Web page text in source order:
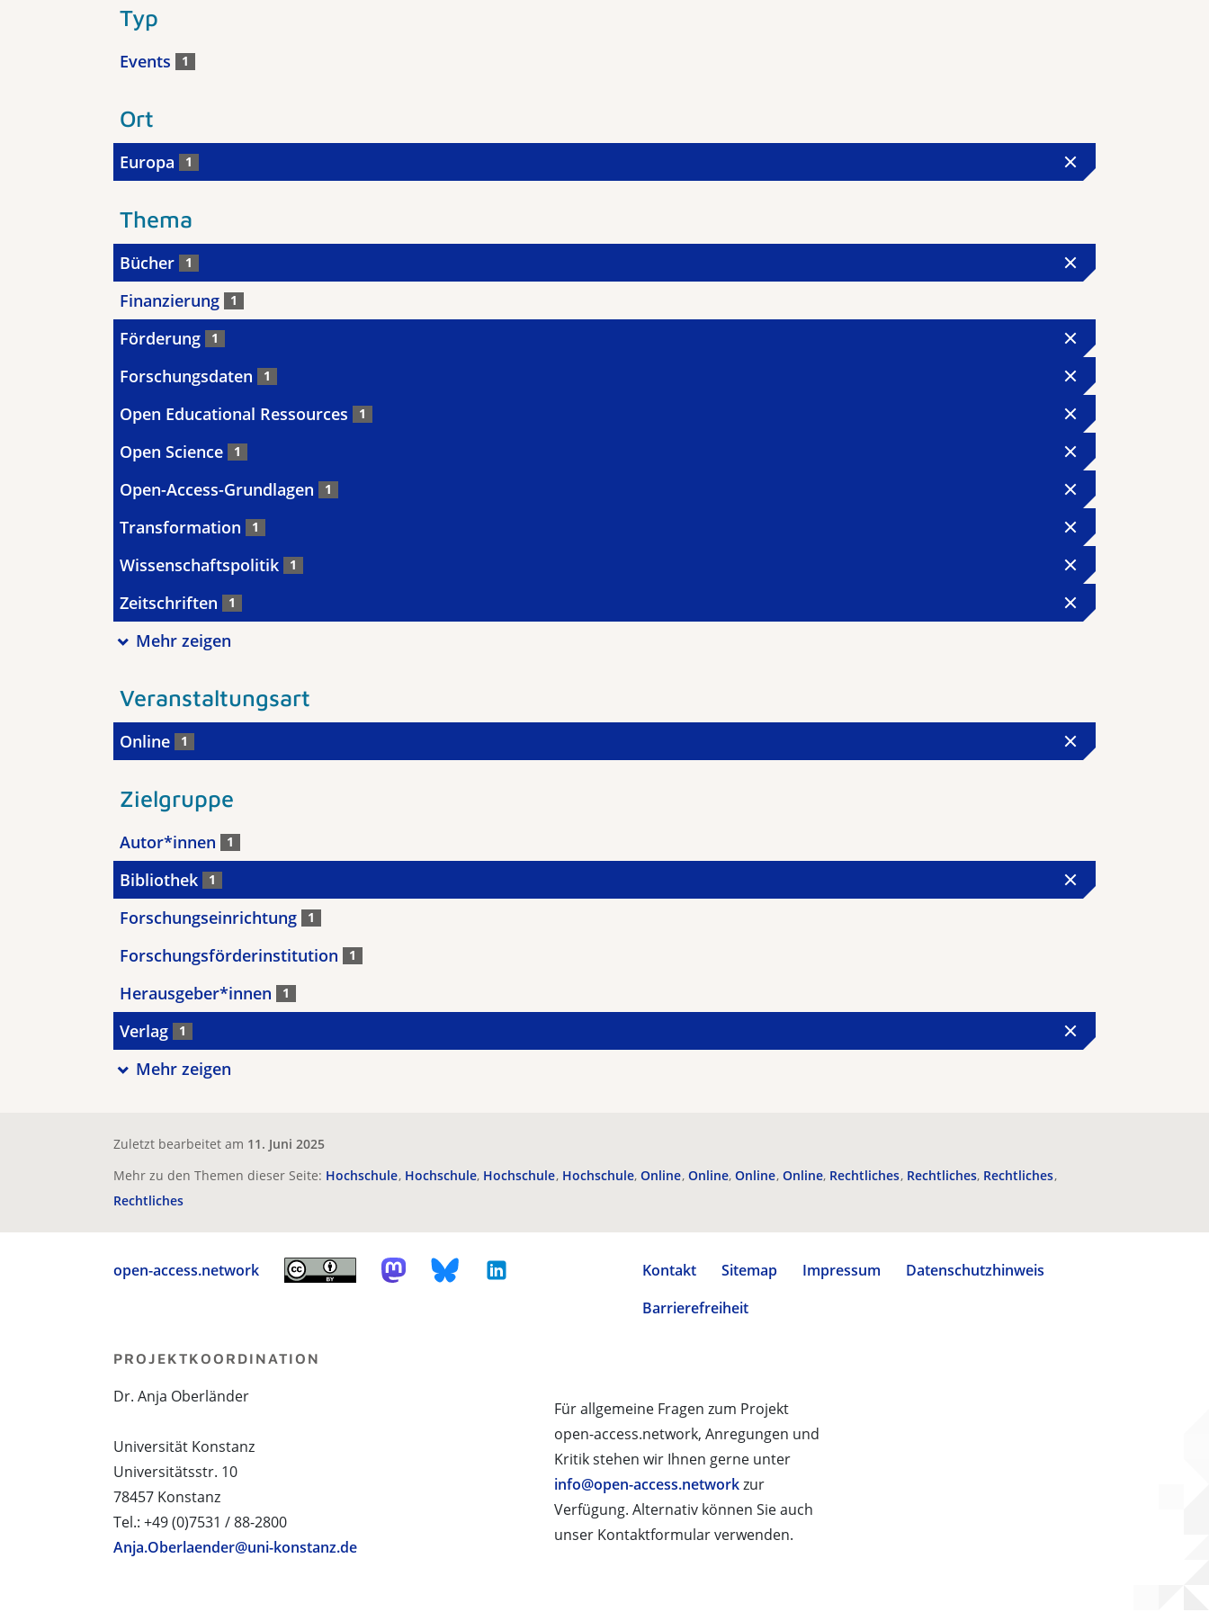
Typ
Events 1
Ort
Europa 1
Thema
Bücher 1
Finanzierung 1
Förderung 1
Forschungsdaten 1
Open Educational Ressources 1
Open Science 1
Open-Access-Grundlagen 1
Transformation 1
Wissenschaftspolitik 1
Zeitschriften 1
Mehr zeigen
Veranstaltungsart
Online 1
Zielgruppe
Autor*innen 1
Bibliothek 1
Forschungseinrichtung 1
Forschungsförderinstitution 1
Herausgeber*innen 1
Verlag 1
Mehr zeigen
Zuletzt bearbeitet am 11. Juni 2025
Mehr zu den Themen dieser Seite: Hochschule Hochschule Hochschule Hochschule Online Online Online Online Rechtliches Rechtliches Rechtliches
Rechtliches
open-access.network Kontakt Sitemap Impressum
Datenschutzhinweis
Barrierefreiheit
Für allgemeine Fragen zum Projekt
open-access.network, Anregungen und
Kritik stehen wir Ihnen gerne unter
info@open-access.networkzur
Verfügung. Alternativ können Sie auch
unser Kontaktformular verwenden.
PROJEKTKOORDINATION
Dr. Anja Oberländer
Universität Konstanz
Universitätsstr. 10
78457 Konstanz
Tel.: +49 (0)7531 / 88-2800
Anja.Oberlaender@uni-konstanz.de